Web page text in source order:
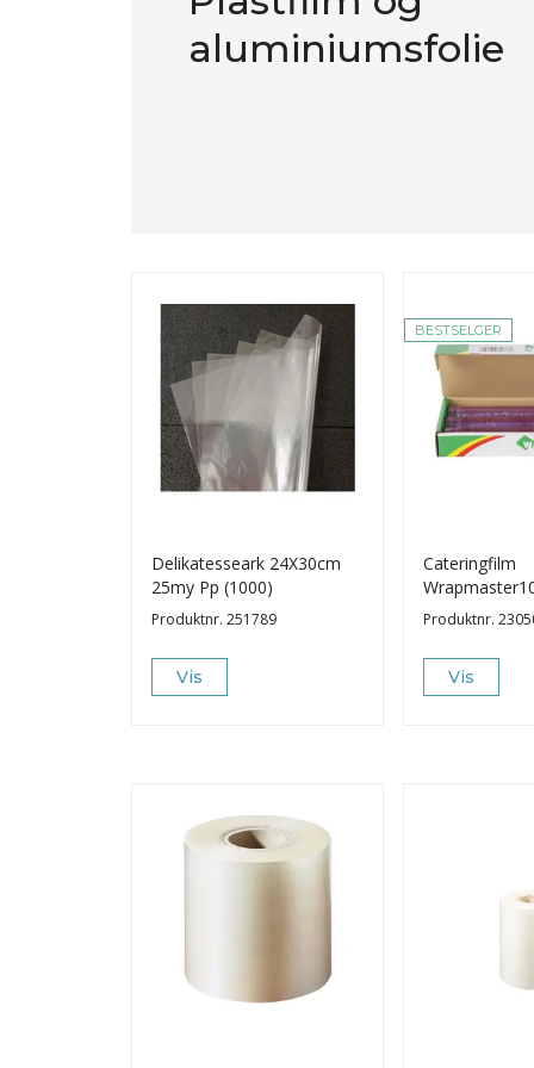
aluminiumsfolie
Delikatesseark 24X30cm
25my Pp (1000)
Produktnr. 251789
Vis
BESTSELGER
Cateringfilm
Produktnr.
Vis